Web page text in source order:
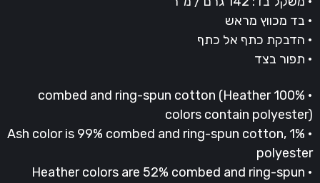
בד מכווץ מראש
הדבקת כתף אל כתף
תפור בצד
• 100% combed and ring-spun cotton (Heather
colors contain
• Ash color is 99% combed and ring-spun cotton, 1%
• Heather colors are 52% combed and ring-spun